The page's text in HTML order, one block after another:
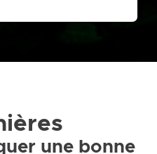
une bonne